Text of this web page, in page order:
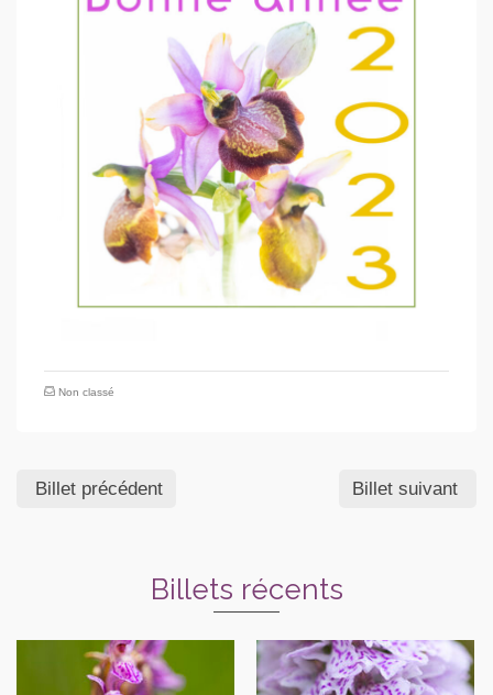
Non classé
Billet précédent Billet suivant
Billets récents